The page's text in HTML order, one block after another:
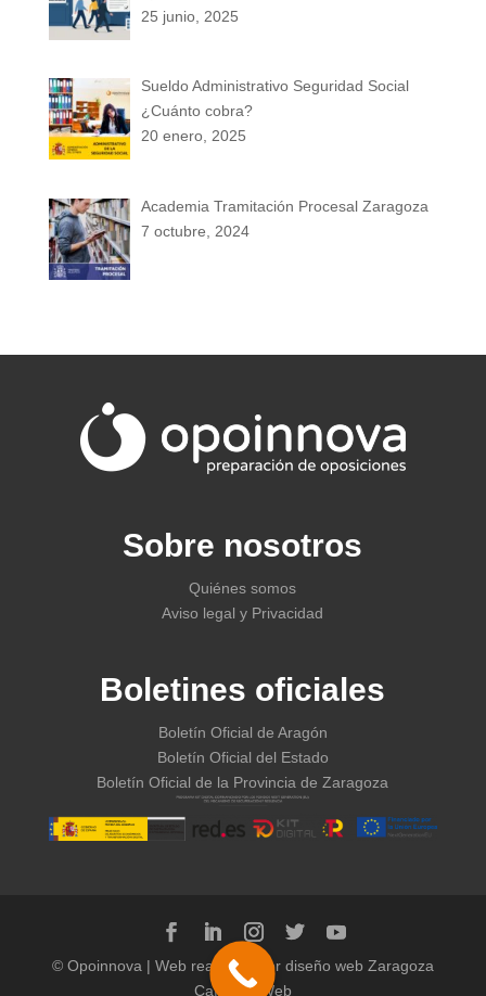
25 junio, 2025
Sueldo Administrativo Seguridad Social
¿Cuánto cobra?
20 enero, 2025
Academia Tramitación Procesal Zaragoza
7 octubre, 2024
Sobre nosotros
Quiénes somos
Aviso legal y Privacidad
Boletines oficiales
Boletín Oficial de Aragón
Boletín Oficial del Estado
Boletín Oficial de la Provincia de Zaragoza
© Opoinnova | Web realizada por diseño web Zaragoza
Café con Web